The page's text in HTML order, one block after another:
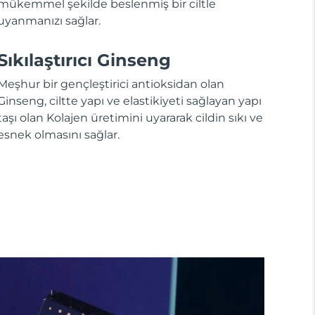
şekilde beslenmiş bir ciltle
sağlar.
Ginseng
bir gençleştirici antioksidan olan
ciltte yapı ve elastikiyeti sağlayan yapı
olan Kolajen üretimini uyararak cildin sıkı ve
olmasını sağlar.